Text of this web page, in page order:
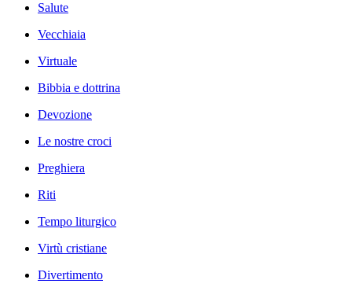
Salute
Vecchiaia
Virtuale
Bibbia e dottrina
Devozione
Le nostre croci
Preghiera
Riti
Tempo liturgico
Virtù cristiane
Divertimento